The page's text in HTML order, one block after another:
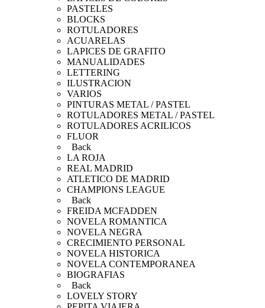
PASTELES
BLOCKS
ROTULADORES
ACUARELAS
LAPICES DE GRAFITO
MANUALIDADES
LETTERING
ILUSTRACION
VARIOS
PINTURAS METAL / PASTEL
ROTULADORES METAL / PASTEL
ROTULADORES ACRILICOS
FLUOR
Back
LA ROJA
REAL MADRID
ATLETICO DE MADRID
CHAMPIONS LEAGUE
Back
FREIDA MCFADDEN
NOVELA ROMANTICA
NOVELA NEGRA
CRECIMIENTO PERSONAL
NOVELA HISTORICA
NOVELA CONTEMPORANEA
BIOGRAFIAS
Back
LOVELY STORY